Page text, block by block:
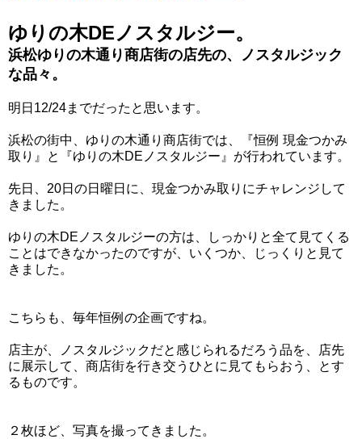
ゆりの木DEノスタルジー。
浜松ゆりの木通り商店街の店先の、ノスタルジック
な品々。
明日12/24までだったと思います。
浜松の街中、ゆりの木通り商店街では、『恒例 現金つかみ
取り』と『ゆりの木DEノスタルジー』が行われています。
先日、20日の日曜日に、現金つかみ取りにチャレンジして
きました。
ゆりの木DEノスタルジーの方は、しっかりと全て見てくる
ことはできなかったのですが、いくつか、じっくりと見て
きました。
こちらも、毎年恒例の企画ですね。
店主が、ノスタルジックだと感じられるだろう品を、店先
に展示して、商店街を行き交うひとに見てもらおう、とす
るものです。
２枚ほど、写真を撮ってきました。